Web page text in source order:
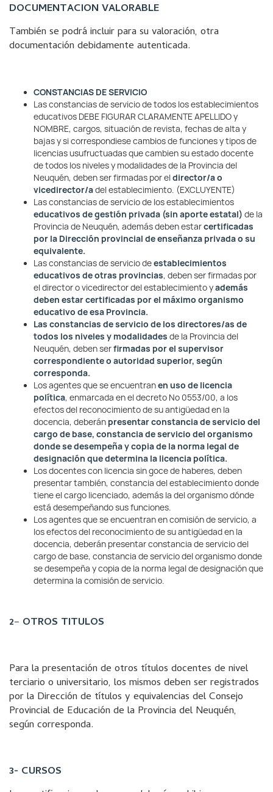
DOCUMENTACION VALORABLE
También se podrá incluir para su valoración, otra
documentación debidamente autenticada.
CONSTANCIAS DE SERVICIO
Las constancias de servicio de todos los establecimientos
educativos DEBE FIGURAR CLARAMENTE APELLIDO y
NOMBRE, cargos, situación de revista, fechas de alta y
bajas y si correspondiese cambios de funciones y tipos de
licencias usufructuadas que cambien su estado docente
de todos los niveles y modalidades de la Provincia del
Neuquén, deben ser firmadas por eldirector/a o
vicedirector/adel establecimiento. (EXCLUYENTE)
Las constancias de servicio de los establecimientos
educativos de gestión privada (sin aporte estatal) de la
Provincia de Neuquén, además deben estarcertificadas
por la Dirección provincial de enseñanza privada o su
equivalente.
Las constancias de servicio deestablecimientos
educativos de otras provincias, deben ser firmadas por
el director o vicedirector del establecimiento yademás
deben estar certificadas por el máximo organismo
educativo de esa Provincia.
Las constancias de servicio de los directores/as de
todos los niveles y modalidades de la Provincia del
Neuquén, deben serfirmadas por el supervisor
correspondiente o autoridad superior, según
corresponda.
Los agentes que se encuentranen uso de licencia
política, enmarcada en el decreto Nº 0553/00, a los
efectos del reconocimiento de su antigüedad en la
docencia, deberán presentar constancia de servicio del
cargo de base, constancia de servicio del organismo
donde se desempeña y copia de la norma legal de
designación que determina la licencia política.
Los docentes con licencia sin goce de haberes, deben
presentar también, constancia del establecimiento donde
tiene el cargo licenciado, además la del organismo dónde
está desempeñando sus funciones.
Los agentes que se encuentran en comisión de servicio, a
los efectos del reconocimiento de su antigüedad en la
docencia, deberán presentar constancia de servicio del
cargo de base, constancia de servicio del organismo donde
se desempeña y copia de la norma legal de designación que
determina la comisión de servicio.
2– OTROS TITULOS
Para la presentación de otros títulos docentes de nivel
terciario o universitario, los mismos deben ser registrados
por la Dirección de títulos y equivalencias del Consejo
Provincial de Educación de la Provincia del Neuquén,
según corresponda.
3- CURSOS